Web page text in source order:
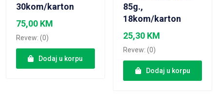
30kom/karton
75,00 KM
Revew: (0)
Dodaj u korpu
85g.,
18kom/karton
25,30 KM
Revew: (0)
Dodaj u korpu